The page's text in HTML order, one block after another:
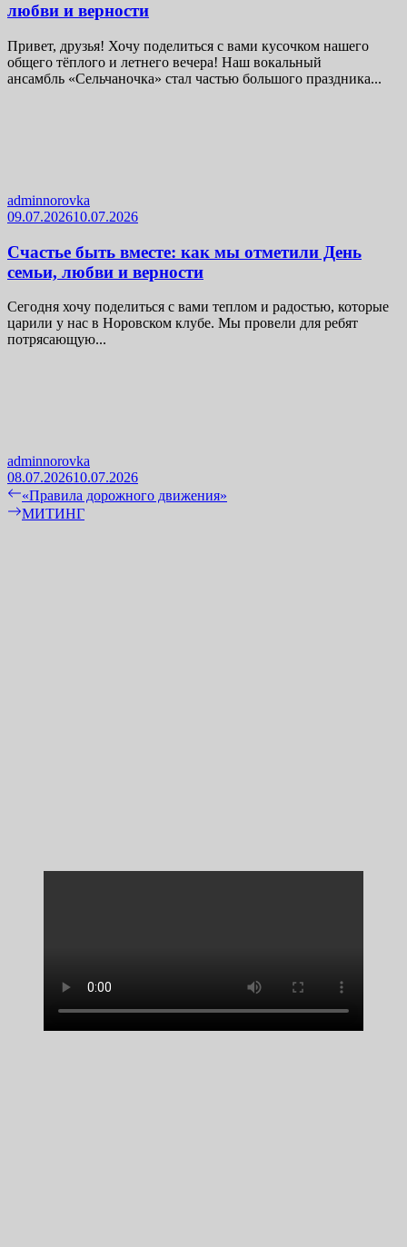
любви и верности
Привет, друзья! Хочу поделиться с вами кусочком нашего
общего тёплого и летнего вечера! Наш вокальный
ансамбль «Сельчаночка» стал частью большого праздника...
adminnorovka
09.07.202610.07.2026
Счастье быть вместе: как мы отметили День
семьи, любви и верности
Сегодня хочу поделиться с вами теплом и радостью, которые
царили у нас в Норовском клубе. Мы провели для ребят
потрясающую...
adminnorovka
08.07.202610.07.2026
Навигация
по
Previous
post:
«Правила дорожного движения»
Next
МИТИНГ